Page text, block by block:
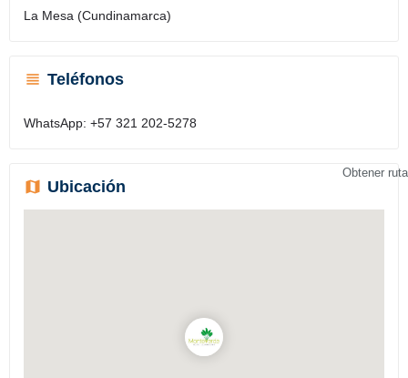
La Mesa (Cundinamarca)
Teléfonos
WhatsApp: +57 321 202-5278
Ubicación
Obtener ruta